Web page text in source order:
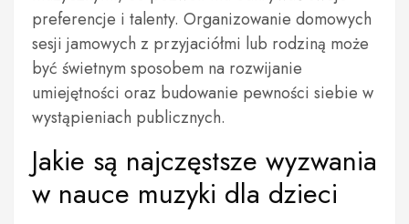
preferencje i talenty. Organizowanie domowych
sesji jamowych z przyjaciółmi lub rodziną może
być świetnym sposobem na rozwijanie
umiejętności oraz budowanie pewności siebie w
wystąpieniach publicznych.
Jakie są najczęstsze wyzwania
w nauce muzyki dla dzieci